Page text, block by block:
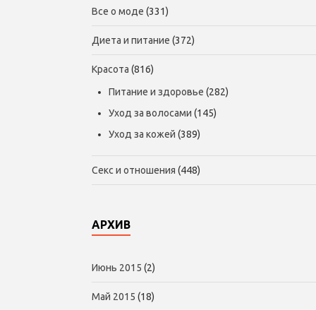
Все о моде (331)
Диета и питание (372)
Красота (816)
Питание и здоровье (282)
Уход за волосами (145)
Уход за кожей (389)
Секс и отношения (448)
АРХИВ
Июнь 2015 (2)
Май 2015 (18)